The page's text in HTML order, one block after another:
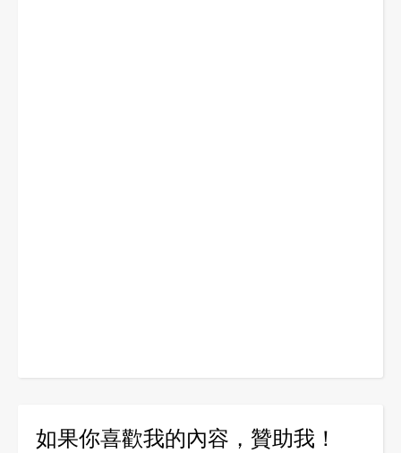
如果你喜歡我的內容，贊助我！